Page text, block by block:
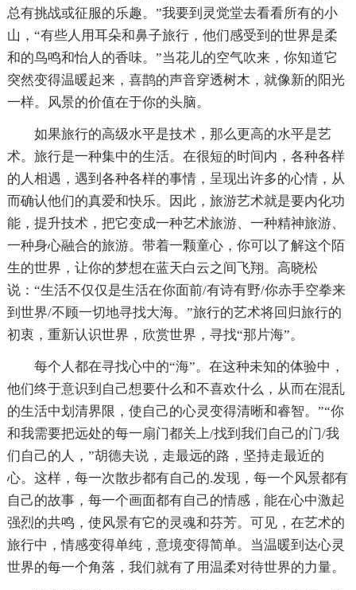
总有挑战或征服的乐趣。”我要到灵觉堂去看看所有的小
山，“有些人用耳朵和鼻子旅行，他们感受到的世界是柔
和的鸟鸣和怡人的香味。”当花儿的空气吹来，你知道它
突然变得温暖起来，喜鹊的声音穿透树木，就像新的阳光
一样。风景的价值在于你的头脑。
如果旅行的高级水平是技术，那么更高的水平是艺
术。旅行是一种集中的生活。在很短的时间内，各种各样
的人相遇，遇到各种各样的事情，呈现出许多的心情，从
而确认他们的真爱和快乐。因此，旅游艺术就是要内化功
能，提升技术，把它变成一种艺术旅游、一种精神旅游、
一种身心融合的旅游。带着一颗童心，你可以了解这个陌
生的世界，让你的梦想在蓝天白云之间飞翔。高晓松
说：“生活不仅仅是生活在你面前/有诗有野/你赤手空拳来
到世界/不顾一切地寻找大海。”旅行的艺术将回归旅行的
初衷，重新认识世界，欣赏世界，寻找“那片海”。
每个人都在寻找心中的“海”。在这种未知的体验中，
他们终于意识到自己想要什么和不喜欢什么，从而在混乱
的生活中划清界限，使自己的心灵变得清晰和睿智。”“你
和我需要把远处的每一扇门都关上/找到我们自己的门/我
们自己的人，”胡德夫说，走最远的路，坚持走最近的
心。这样，每一次散步都有自己的.发现，每一个风景都有
自己的故事，每一个画面都有自己的情感，能在心中激起
强烈的共鸣，使风景有它的灵魂和芬芳。可见，在艺术的
旅行中，情感变得单纯，意境变得简单。当温暖到达心灵
世界的每一个角落，我们就有了用温柔对待世界的力量。